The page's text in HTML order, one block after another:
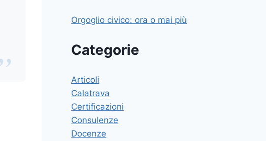
Orgoglio civico: ora o mai più
Categorie
Articoli
Calatrava
Certificazioni
Consulenze
Docenze